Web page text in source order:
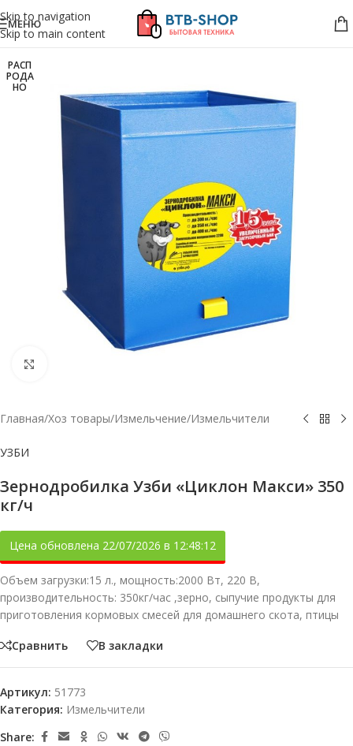
Skip to navigation
Skip to main content
МЕНЮ
РАСП
РОДА
НО
Главная/Хоз товары/Измельчение/Измельчители
УЗБИ
Зернодробилка Узби «Циклон Макси» 350
кг/ч
Цена обновлена 22/07/2026 в 12:48:12
Объем загрузки:15 л., мощность:2000 Вт, 220 В,
производительность: 350кг/час ,зерно, сыпучие продукты для
приготовления кормовых смесей для домашнего скота, птицы
Сравнить В закладки
Артикул: 51773
Категория: Измельчители
Share: